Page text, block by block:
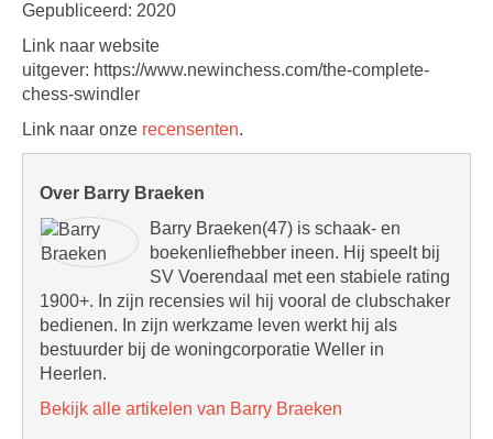
Gepubliceerd: 2020
Link naar website
uitgever: https://www.newinchess.com/the-complete-
chess-swindler
Link naar onze recensenten.
Over Barry Braeken
Barry Braeken(47) is schaak- en
boekenliefhebber ineen. Hij speelt bij
SV Voerendaal met een stabiele rating
1900+. In zijn recensies wil hij vooral de clubschaker
bedienen. In zijn werkzame leven werkt hij als
bestuurder bij de woningcorporatie Weller in
Heerlen.
Bekijk alle artikelen van Barry Braeken